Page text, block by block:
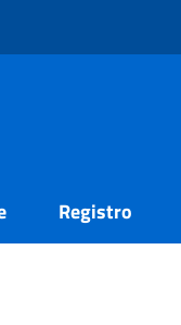
Registro